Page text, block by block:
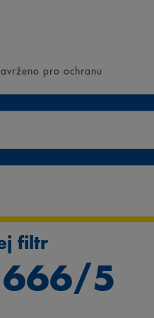
pro ochranu
filtr
666/5